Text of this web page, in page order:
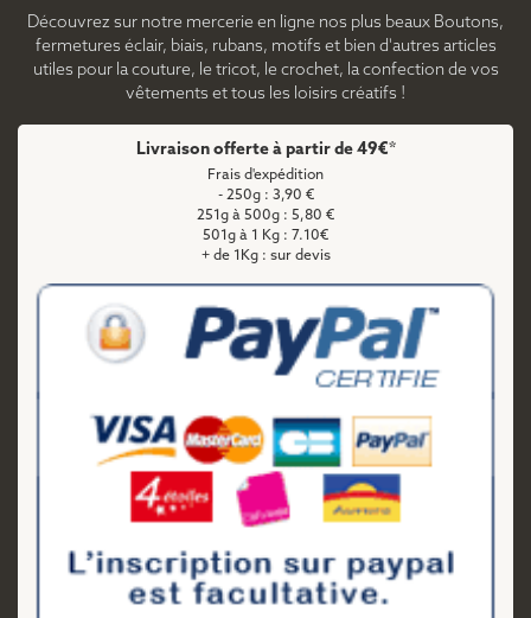
Découvrez sur notre mercerie en ligne nos plus beaux Boutons,
fermetures éclair, biais, rubans, motifs et bien d'autres articles
utiles pour la couture, le tricot, le crochet, la confection de vos
vêtements et tous les loisirs créatifs !
Livraison offerte à partir de 49€*
Frais d'expédition
- 250g : 3,90 €
251g à 500g : 5,80 €
501g à 1 Kg : 7.10€
+ de 1Kg : sur devis